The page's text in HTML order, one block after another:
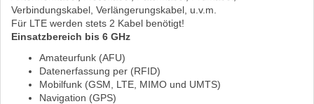
Verbindungskabel, Verlängerungskabel, u.v.m.
Für LTE werden stets 2 Kabel benötigt!
Einsatzbereich bis 6 GHz
Amateurfunk (AFU)
Datenerfassung per (RFID)
Mobilfunk (GSM, LTE, MIMO und UMTS)
Navigation (GPS)